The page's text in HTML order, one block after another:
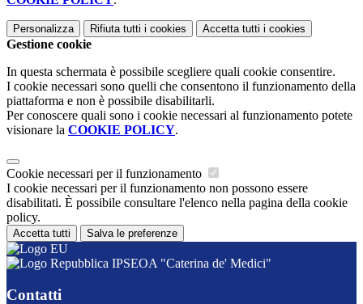
Personalizza Rifiuta tutti i cookies Accetta tutti i cookies
Gestione cookie
In questa schermata è possibile scegliere quali cookie consentire.
I cookie necessari sono quelli che consentono il funzionamento della
piattaforma e non è possibile disabilitarli.
Per conoscere quali sono i cookie necessari al funzionamento potete
visionare la COOKIE POLICY.
Cookie necessari per il funzionamento
I cookie necessari per il funzionamento non possono essere
disabilitati. È possibile consultare l'elenco nella pagina della cookie
policy.
Accetta tutti Salva le preferenze
IPSEOA "Caterina de' Medici"
Contatti